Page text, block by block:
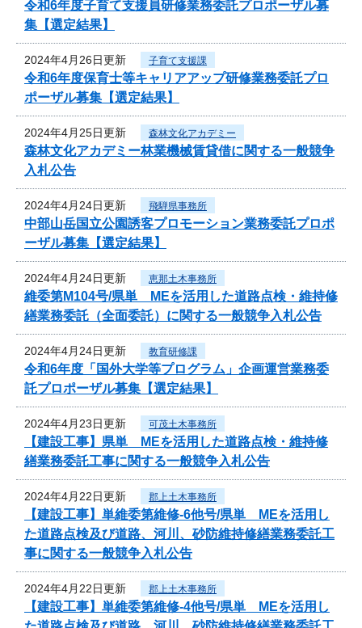
令和6年度子育て支援員研修業務委託プロポーザル募
集【選定結果】
2024年4月26日更新 子育て支援課
令和6年度保育士等キャリアアップ研修業務委託プロ
ポーザル募集【選定結果】
2024年4月25日更新 森林文化アカデミー
森林文化アカデミー林業機械賃貸借に関する一般競争
入札公告
2024年4月24日更新 飛騨県事務所
中部山岳国立公園誘客プロモーション業務委託プロポ
ーザル募集【選定結果】
2024年4月24日更新 恵那土木事務所
維委第M104号/県単 MEを活用した道路点検・維持修
繕業務委託（全面委託）に関する一般競争入札公告
2024年4月24日更新 教育研修課
令和6年度「国外大学等プログラム」企画運営業務委
託プロポーザル募集【選定結果】
2024年4月23日更新 可茂土木事務所
【建設工事】県単 MEを活用した道路点検・維持修
繕業務委託工事に関する一般競争入札公告
2024年4月22日更新 郡上土木事務所
【建設工事】単維委第維修‐6他号/県単 MEを活用し
た道路点検及び道路、河川、砂防維持修繕業務委託工
事に関する一般競争入札公告
2024年4月22日更新 郡上土木事務所
【建設工事】単維委第維修‐4他号/県単 MEを活用し